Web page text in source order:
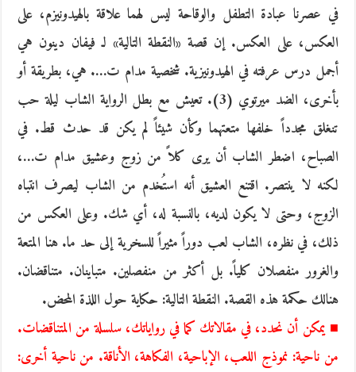
في عصرنا عبادة التطفل والوقاحة ليس لهما علاقة بالهيدونيزم، على
العكس، على العكس. إن قصة «النقطة التالية» لـ فيفان دينون هي
أجمل درس عرفته في الهيدونيزية. شخصية مدام ت…. هي، بطريقة أو
بأخرى، الضد ميرتوي (3). تعيش مع بطل الرواية الشاب ليلة حب
تنغلق مجدداً خلفها متعتهما وكأن شيئاً لم يكن قد حدث قط. في
الصباح، اضطر الشاب أن يرى كلاً من زوج وعشيق مدام ت…،
لكنه لا ينتصر. اقتنع العشيق أنه استُخدم من الشاب ليصرف انتباه
الزوج، وحتى لا يكون لديه، بالنسبة له، أي شك. وعلى العكس من
ذلك، في نظره، الشاب لعب دوراً مثيراً للسخرية إلى حد ما. هنا المتعة
والغرور منفصلان كلياً. بل أكثر من منفصلين. متباينان. متناقضان.
هنالك حكمة هذه القصة. النقطة التالية: حكاية حول اللذة المحض.
■ يمكن أن نحدد، في مقالاتك كما في رواياتك، سلسلة من المتناقضات.
من ناحية: نموذج اللعب، الإباحية، الفكاهة، الأناقة. من ناحية أخرى: